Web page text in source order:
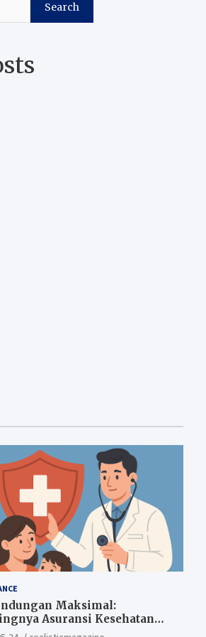
Search
Maksimal:
Asuransi Kesehatan
Dini